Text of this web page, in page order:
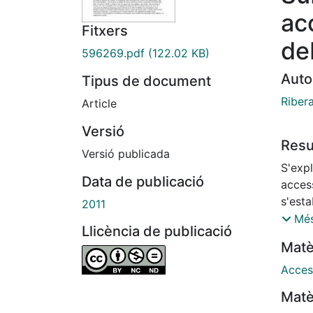
Fitxers
596269.pdf (122.02 KB)
Tipus de document
Article
Versió
Versió publicada
Data de publicació
2011
Llicència de publicació
des
de